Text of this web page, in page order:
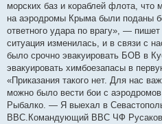
морских баз и кораблей флота, что
на аэродромы Крыма были поданы
ответного удара по врагу», —
ситуация изменилась, и в связи с
было срочно эвакуировать БОВ в
эвакуировать химбоезапасы в
«Приказания такого нет. Для нас
можно было вести бои с
Рыбалко. — Я выехал в
ВВС.Командующий ВВС ЧФ Русаков